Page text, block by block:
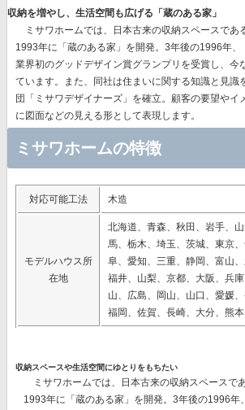
収納を増やし、生活空間も広げる「蔵のある家」
ミサワホームでは、
日本古来の収納スペースであ
1993年に「蔵のある家」を開発。3年後の1996年、
業界初のグッドデザイン賞グランプリを受賞し、今
ています。また、同社は住まいに関する知識と見識
団「ミサワデザイナーズ」を確立。顧客の要望やイ
に図面などの見える形として表現します。
ミサワホームの特徴
対応可能工法 木造
モデルハウス所
在地
北海道、青森、秋田、岩手、
馬、栃木、埼玉、茨城、東京
阜、愛知、三重、静岡、富山、
福井、山梨、京都、大阪、兵
山、広島、岡山、山口、愛媛、
福岡、佐賀、長崎、大分、熊
収納スペースや生活空間にゆとりをもちたい
ミサワホームでは、日本古来の収納スペースで
1993年に「蔵のある家」を開発。3年後の1996年